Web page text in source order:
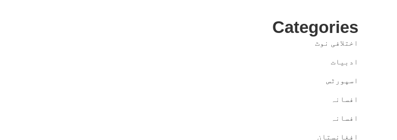
Categories
اختلافی نوٹ
ادبیات
اسپورٹس
افسانہ
افسانہ
افغانستان